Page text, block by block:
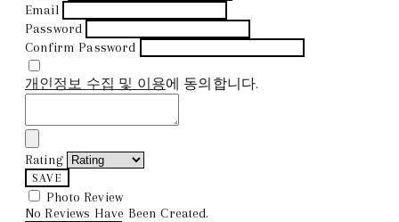
Email
Password
Confirm Password
개인정보 수집 및 이용에 동의합니다.
Rating
SAVE
Photo Review
No Reviews Have Been Created.